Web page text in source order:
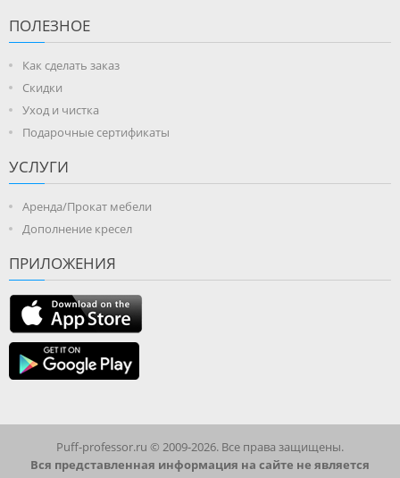
ПОЛЕЗНОЕ
Как сделать заказ
Скидки
Уход и чистка
Подарочные сертификаты
УСЛУГИ
Аренда/Прокат мебели
Дополнение кресел
ПРИЛОЖЕНИЯ
Puff-professor.ru © 2009-2026. Все права защищены.
Вся представленная информация на сайте не является